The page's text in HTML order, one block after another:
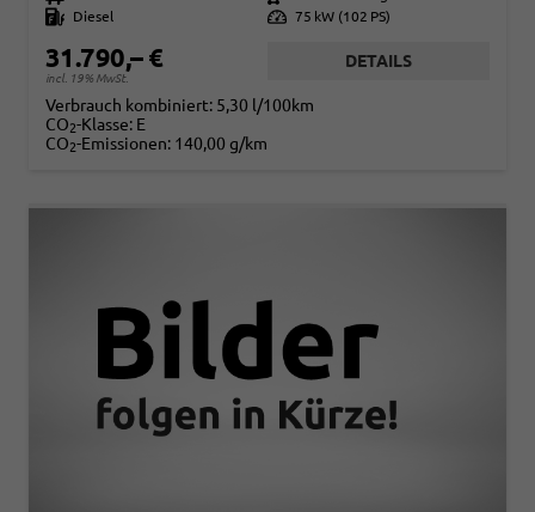
Kraftstoff
Diesel Leistung 75 kW (102 PS)
31.790,– €
incl. 19% MwSt.
DETAILS
Verbrauch kombiniert: 5,30 l/100km
CO2-Klasse: E
CO2-Emissionen: 140,00 g/km